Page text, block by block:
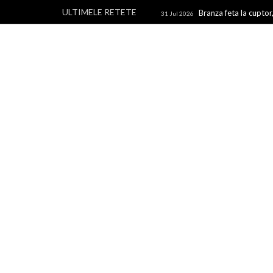
ULTIMELE RETETE 31 Jul 2026 Branza feta la